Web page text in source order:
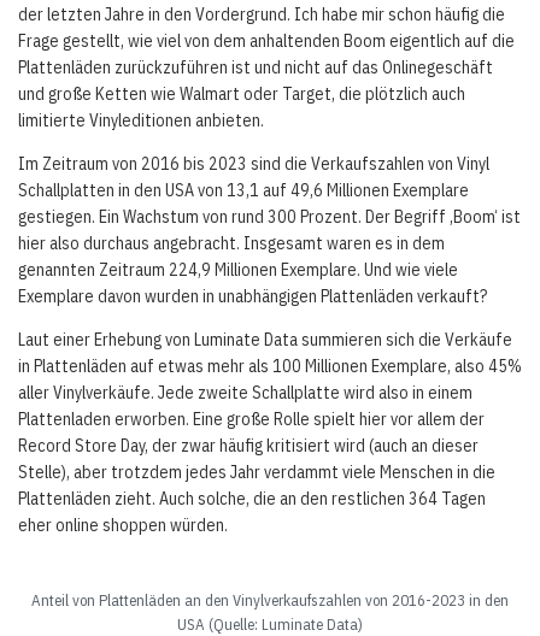
der letzten Jahre in den Vordergrund. Ich habe mir schon häufig die
Frage gestellt, wie viel von dem anhaltenden Boom eigentlich auf die
Plattenläden zurückzuführen ist und nicht auf das Onlinegeschäft
und große Ketten wie Walmart oder Target, die plötzlich auch
limitierte Vinyleditionen anbieten.
Im Zeitraum von 2016 bis 2023 sind die Verkaufszahlen von Vinyl
Schallplatten in den USA von 13,1 auf 49,6 Millionen Exemplare
gestiegen. Ein Wachstum von rund 300 Prozent. Der Begriff ‚Boom‘ ist
hier also durchaus angebracht. Insgesamt waren es in dem
genannten Zeitraum 224,9 Millionen Exemplare. Und wie viele
Exemplare davon wurden in unabhängigen Plattenläden verkauft?
Laut einer Erhebung von Luminate Data summieren sich die Verkäufe
in Plattenläden auf etwas mehr als 100 Millionen Exemplare, also 45%
aller Vinylverkäufe. Jede zweite Schallplatte wird also in einem
Plattenladen erworben. Eine große Rolle spielt hier vor allem der
Record Store Day, der zwar häufig kritisiert wird (auch an dieser
Stelle), aber trotzdem jedes Jahr verdammt viele Menschen in die
Plattenläden zieht. Auch solche, die an den restlichen 364 Tagen
eher online shoppen würden.
Anteil von Plattenläden an den Vinylverkaufszahlen von 2016-2023 in den
USA (Quelle: Luminate Data)